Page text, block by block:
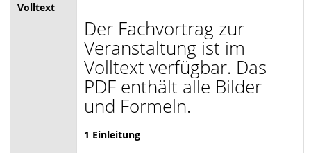
Volltext
Der Fachvortrag zur
Veranstaltung ist im
Volltext verfügbar. Das
PDF enthält alle Bilder
und Formeln.
1 Einleitung